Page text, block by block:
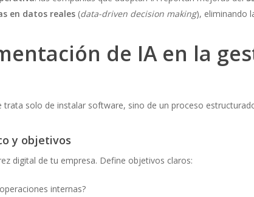
en datos reales (data-driven decision making), eliminando
de IA en la
trata solo de instalar software, sino de un proceso
y objetivos
digital de tu empresa. Define objetivos claros:
internas?